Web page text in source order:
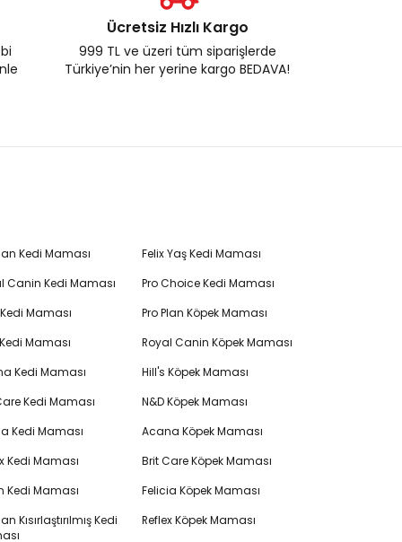
Ücretsiz Hızlı Kargo
999 TL ve üzeri tüm siparişlerde
Türkiye’nin her yerine kargo BEDAVA!
Kedi Maması
Canin Kedi Maması
Maması
Maması
Kedi Maması
Kedi Maması
Kedi Maması
Kedi Maması
Kedi Maması
Kısırlaştırılmış Kedi
Felix Yaş Kedi Maması
Pro Choice Kedi Maması
Pro Plan Köpek Maması
Royal Canin Köpek Maması
Hill's Köpek Maması
N&D Köpek Maması
Acana Köpek Maması
Brit Care Köpek Maması
Felicia Köpek Maması
Reflex Köpek Maması